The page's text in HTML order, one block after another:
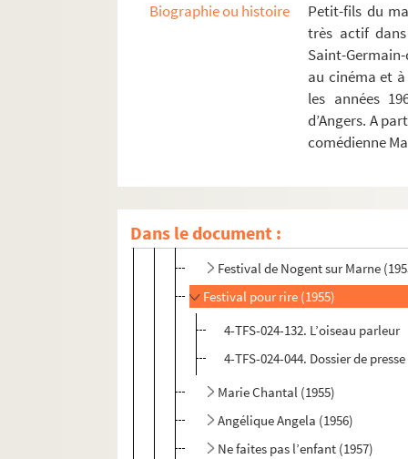
Biographie ou histoire
Petit-fils du
très actif
Saint-
au cinéma et
les années
d’Angers. A
comédienne
Dans le document :
La garce et l’ange (1953)
La petite suite en ré (1953)
Je viendrai comme un voleur
L’opéra de quat’sous (1954)
La tour Eiffel qui tue et La reine
Les assassins de Montchat (1955)
Festival de Nogent sur Marne
Festival pour rire (1955)
4-TFS-024-132. L’oiseau parleur
4-TFS-024-044. Dossier de
Marie Chantal (1955)
Angélique Angela (1956)
Ne faites pas l’enfant (1957)